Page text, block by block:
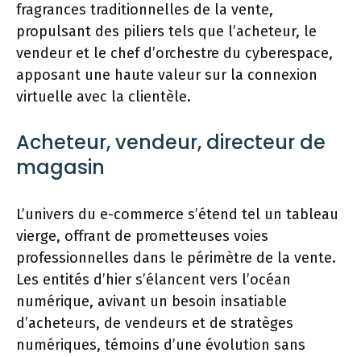
fragrances traditionnelles de la vente,
propulsant des piliers tels que l’acheteur, le
vendeur et le chef d’orchestre du cyberespace,
apposant une haute valeur sur la connexion
virtuelle avec la clientèle.
Acheteur, vendeur, directeur de
magasin
L’univers du e-commerce s’étend tel un tableau
vierge, offrant de prometteuses voies
professionnelles dans le périmètre de la vente.
Les entités d’hier s’élancent vers l’océan
numérique, avivant un besoin insatiable
d’acheteurs, de vendeurs et de stratèges
numériques, témoins d’une évolution sans